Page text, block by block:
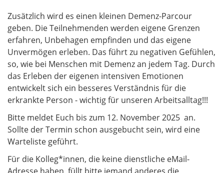
Zusätzlich wird es einen kleinen Demenz-Parcour
geben. Die Teilnehmenden werden eigene Grenzen
erfahren, Unbehagen empfinden und das eigene
Unvermögen erleben. Das führt zu negativen Gefühlen,
so, wie bei Menschen mit Demenz an jedem Tag. Durch
das Erleben der eigenen intensiven Emotionen
entwickelt sich ein besseres Verständnis für die
erkrankte Person - wichtig für unseren Arbeitsalltag!!!
Bitte meldet Euch bis zum 12. November 2025 an.
Sollte der Termin schon ausgebucht sein, wird eine
Warteliste geführt.
Für die Kolleg*innen, die keine dienstliche eMail-